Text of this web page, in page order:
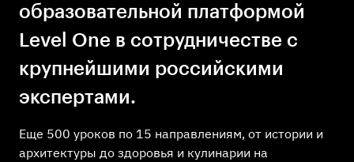
образовательной платформой
Level One в сотрудничестве с
крупнейшими российскими
экспертами.
Еще 500 уроков по 15 направлениям, от истории и
архитектуры до здоровья и кулинарии на